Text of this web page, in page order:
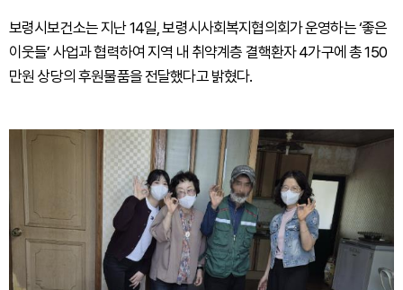
보령시보건소는 지난 14일, 보령시사회복지협의회가 운영하는 ‘좋은
이웃들’ 사업과 협력하여 지역 내 취약계층 결핵환자 4가구에 총 150
만원 상당의 후원물품을 전달했다고 밝혔다.